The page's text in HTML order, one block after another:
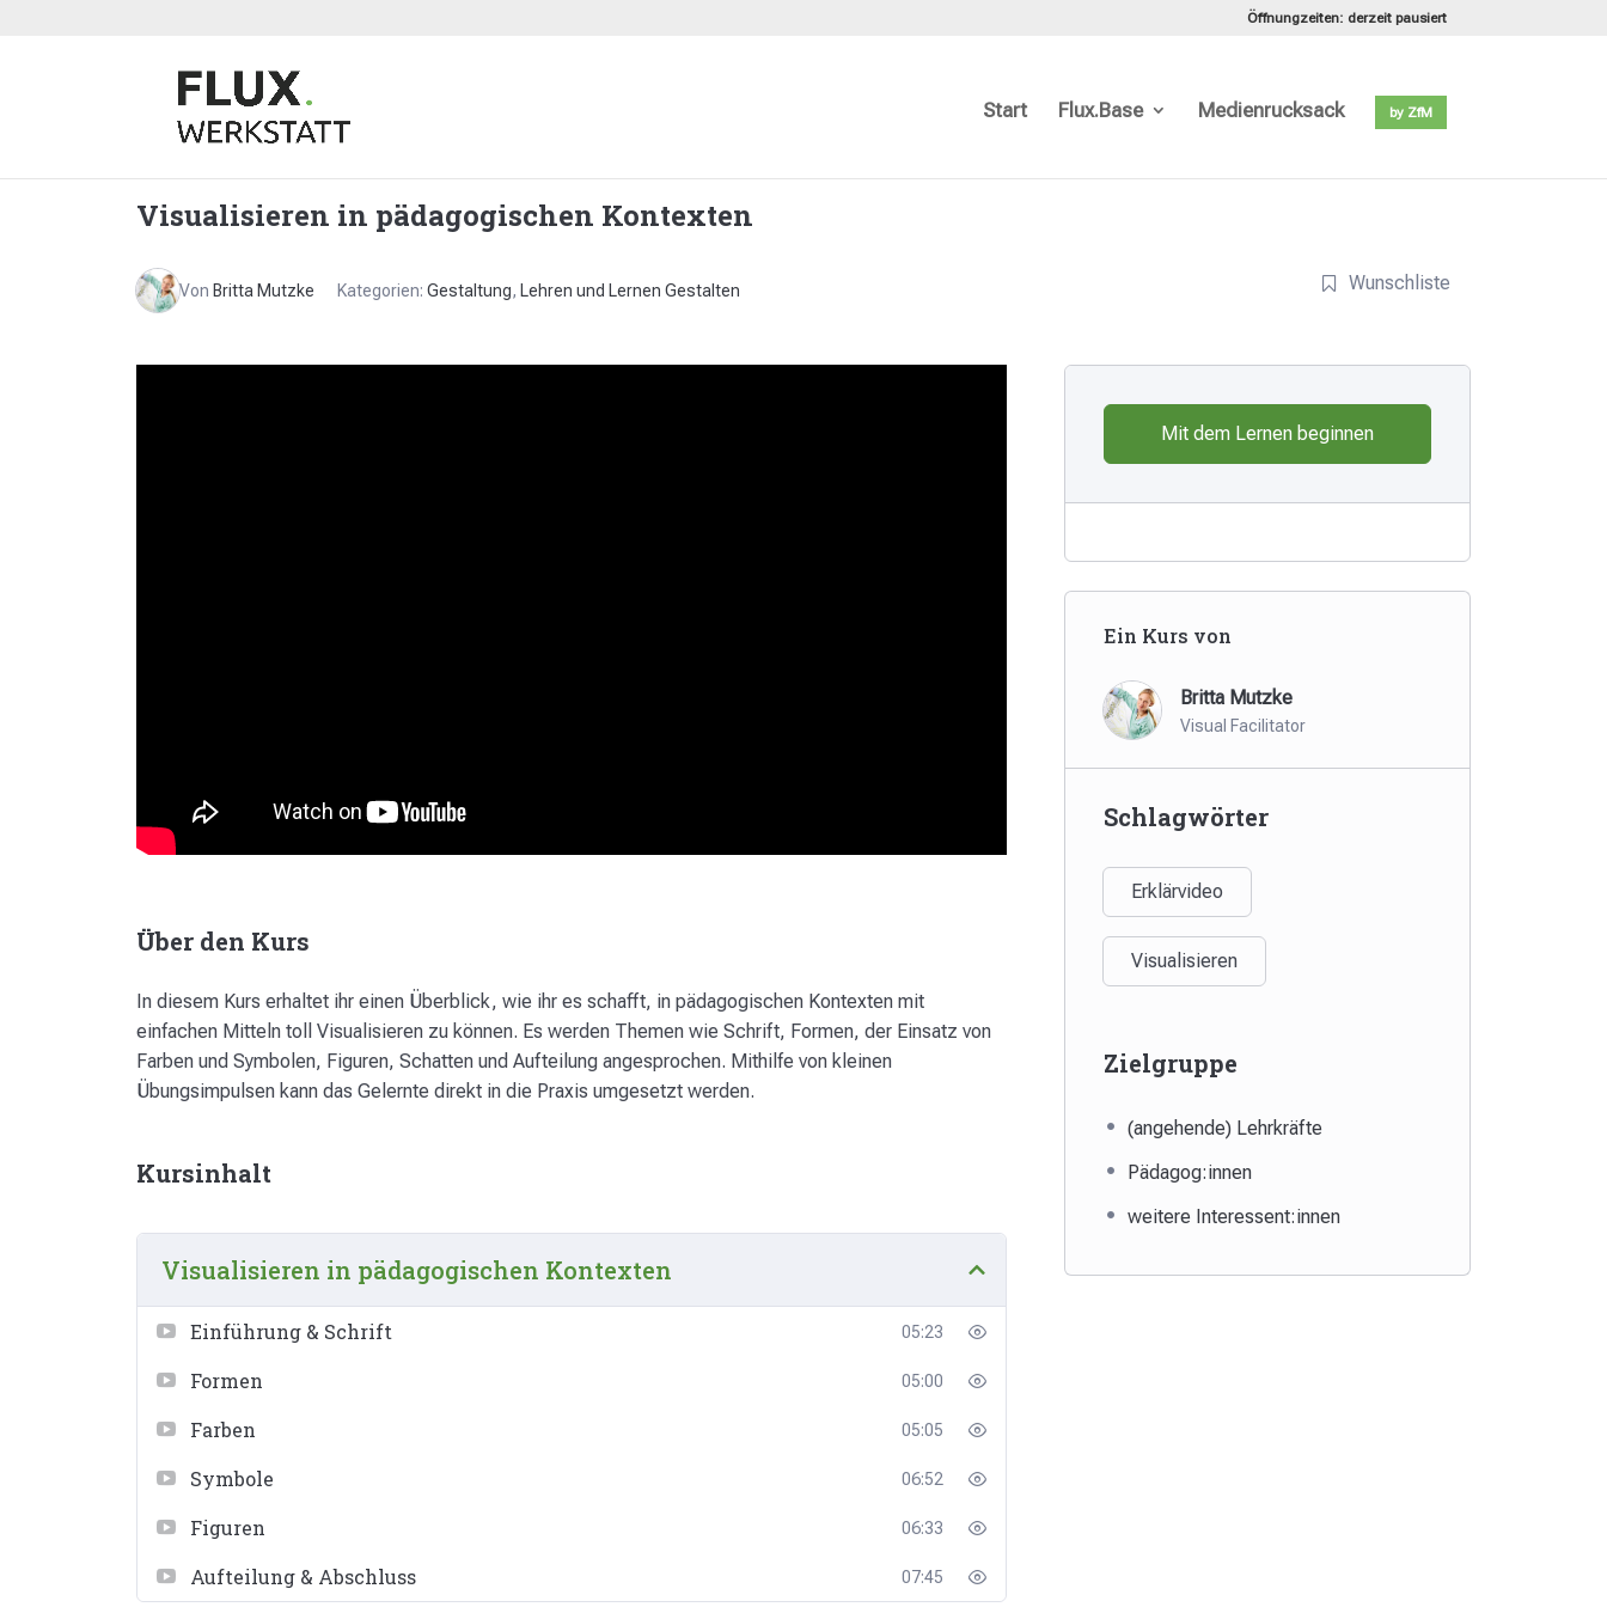
Öffnungzeiten: derzeit pausiert
Start Flux.Base Medienrucksack by ZfM
Visualisieren in pädagogischen Kontexten
Von Britta Mutzke Kategorien: Gestaltung, Lehren und Lernen Gestalten Wunschliste
Über den Kurs
In diesem Kurs erhaltet ihr einen Überblick, wie ihr es schafft, in pädagogischen Kontexten mit
einfachen Mitteln toll Visualisieren zu können. Es werden Themen wie Schrift, Formen, der Einsatz von
Farben und Symbolen, Figuren, Schatten und Aufteilung angesprochen. Mithilfe von kleinen
Übungsimpulsen kann das Gelernte direkt in die Praxis umgesetzt werden.
Kursinhalt
Visualisieren in pädagogischen Kontexten
Einführung & Schrift 05:23
Formen 05:00
Farben 05:05
Symbole 06:52
Figuren 06:33
Aufteilung & Abschluss 07:45
Mit dem Lernen beginnen
Ein Kurs von
Britta Mutzke
Visual Facilitator
Schlagwörter
Erklärvideo
Visualisieren
Zielgruppe
(angehende) Lehrkräfte
Pädagog:innen
weitere Interessent:innen